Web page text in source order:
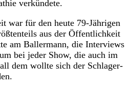
verkündete.
war für den heute 79-Jährigen
aus der Öffentlichkeit
am Ballermann, die Interviews
bei jeder Show, die auch im
dem wollte sich der Schlager-